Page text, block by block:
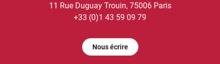
11 Rue Duguay Trouin, 75006 Paris
+33 (0)1 43 59 09 79
Nous écrire